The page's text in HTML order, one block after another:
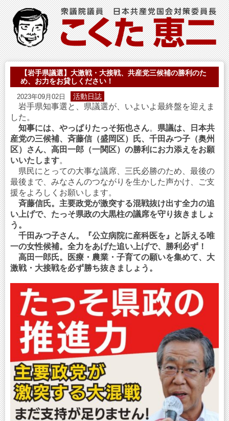
【岩手県議選】大激戦・大接戦、共産党三候補の勝利のた
め、お力をお貸しください！
2023年09月02日 活動日誌
岩手県知事選と、県議選が、いよいよ最終盤を迎えま
した。
知事には、やっぱりたっそ拓也さん。 県議は、日本共
産党の三候補、斉藤信（盛岡区）氏、千田みつ子（奥州
区）さん、高田一郎（一関区）の勝利にお力添えをお願
いいたします。
県民にとっての大事な議席、三氏必勝のため、最後の
最後まで、みなさんのつながりを生かした声かけ、ご支
援をよろしくお願いします。
斉藤信氏。主要政党が激突する混戦抜け出す全力の追
い上げで、たっそ県政の大黒柱の議席を守り抜きましょ
う。
千田みつ子さん。『公立病院に産科医を』と訴える唯
一の女性候補。全力をあげた追い上げで、勝利必ず！
高田一郎氏。医療・農業・子育ての願いを集めて、大
激戦・大接戦を必ず勝ち抜きましょう。